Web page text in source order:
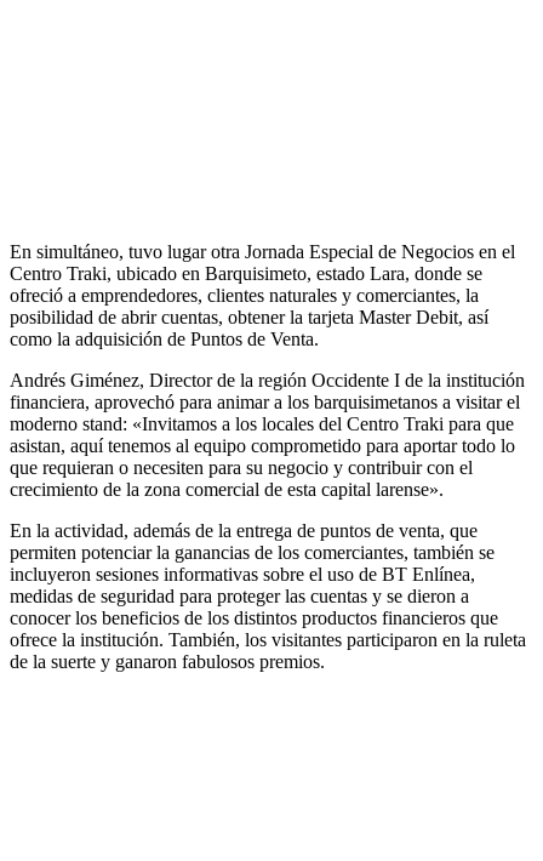
En simultáneo, tuvo lugar otra Jornada Especial de Negocios en el
Centro Traki, ubicado en Barquisimeto, estado Lara, donde se
ofreció a emprendedores, clientes naturales y comerciantes, la
posibilidad de abrir cuentas, obtener la tarjeta Master Debit, así
como la adquisición de Puntos de Venta.
Andrés Giménez, Director de la región Occidente I de la institución
financiera, aprovechó para animar a los barquisimetanos a visitar el
moderno stand: «Invitamos a los locales del Centro Traki para que
asistan, aquí tenemos al equipo comprometido para aportar todo lo
que requieran o necesiten para su negocio y contribuir con el
crecimiento de la zona comercial de esta capital larense».
En la actividad, además de la entrega de puntos de venta, que
permiten potenciar la ganancias de los comerciantes, también se
incluyeron sesiones informativas sobre el uso de BT Enlínea,
medidas de seguridad para proteger las cuentas y se dieron a
conocer los beneficios de los distintos productos financieros que
ofrece la institución. También, los visitantes participaron en la ruleta
de la suerte y ganaron fabulosos premios.